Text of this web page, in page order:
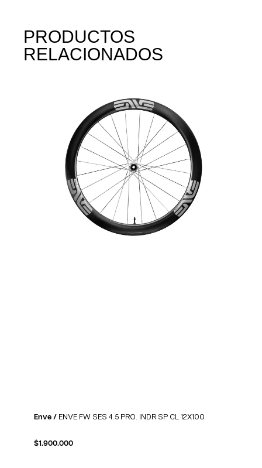
PRODUCTOS
RELACIONADOS
Enve / ENVE FW SES 4.5 PRO. INDR SP CL 12X100
$1.900.000